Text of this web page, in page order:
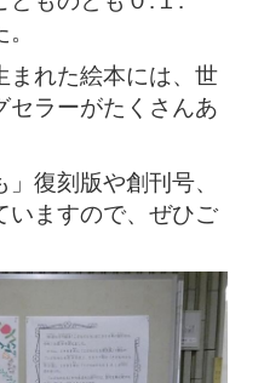
まれた絵本には、世
ラーがたくさんあ
復刻版や創刊号、
いますので、ぜひご